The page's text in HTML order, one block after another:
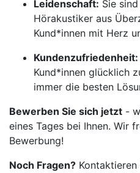
Leidenschaft: Sie
Hörakustiker aus
Kund*innen mit Herz
Kundenzufriedenheit:
Kund*innen glücklich
immer die besten
Bewerben Sie sich jetzt -
eines Tages bei Ihnen. Wir
Bewerbung!
Noch Fragen?